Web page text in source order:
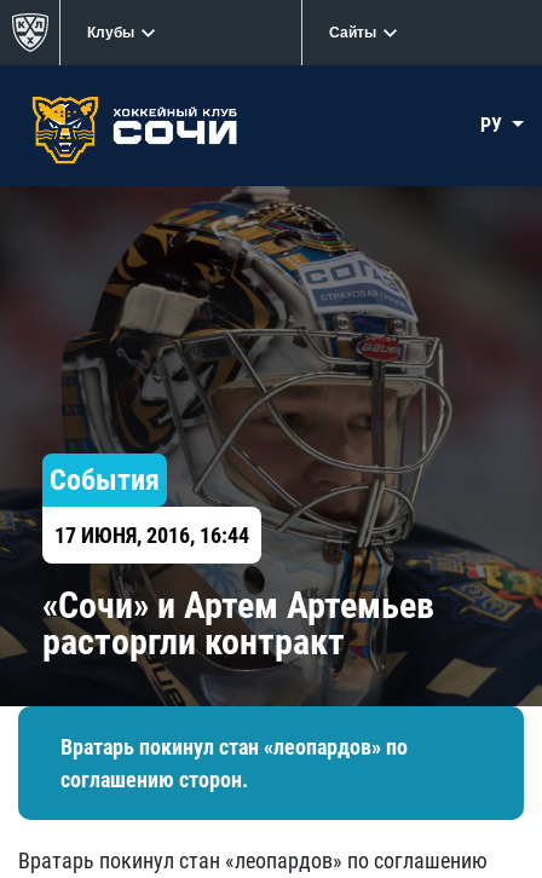
Клубы Сайты
РУ
События
17 ИЮНЯ, 2016, 16:44
«Сочи» и Артем Артемьев
расторгли контракт
Вратарь покинул стан «леопардов» по
соглашению сторон.
Вратарь покинул стан «леопардов» по соглашению